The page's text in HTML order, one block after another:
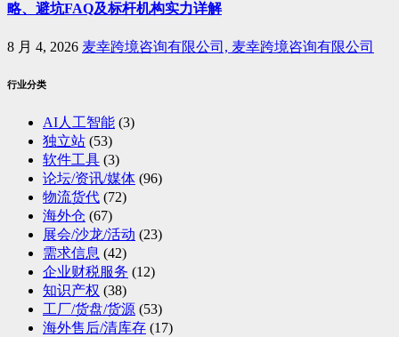
略、避坑FAQ及标杆机构实力详解
8 月 4, 2026 麦幸跨境咨询有限公司, 麦幸跨境咨询有限公司
行业分类
AI人工智能 (3)
独立站 (53)
软件工具 (3)
论坛/资讯/媒体 (96)
物流货代 (72)
海外仓 (67)
展会/沙龙/活动 (23)
需求信息 (42)
企业财税服务 (12)
知识产权 (38)
工厂/货盘/货源 (53)
海外售后/清库存 (17)